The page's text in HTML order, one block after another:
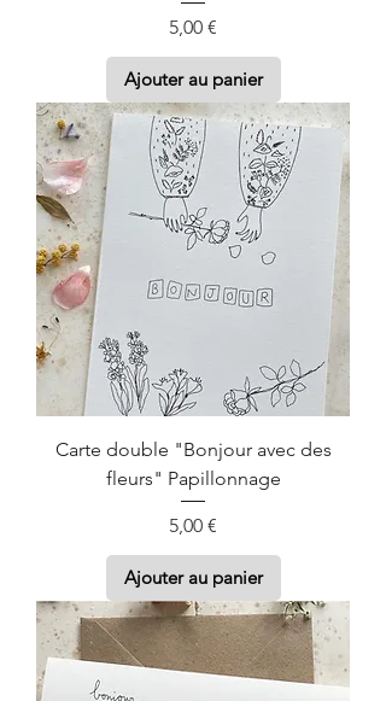
Prix
5,00 €
Ajouter au panier
Carte double "Bonjour avec des
fleurs" Papillonnage
Prix
5,00 €
Ajouter au panier